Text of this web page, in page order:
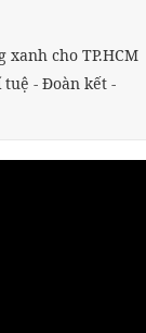
xanh cho TP.HCM
tuệ - Đoàn kết -